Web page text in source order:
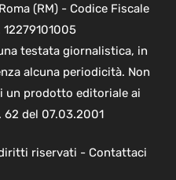
(RM) - Codice Fiscale
testata giornalistica, in
alcuna periodicità. Non
un prodotto editoriale ai
62 del 07.03.2001
riservati - Contattaci